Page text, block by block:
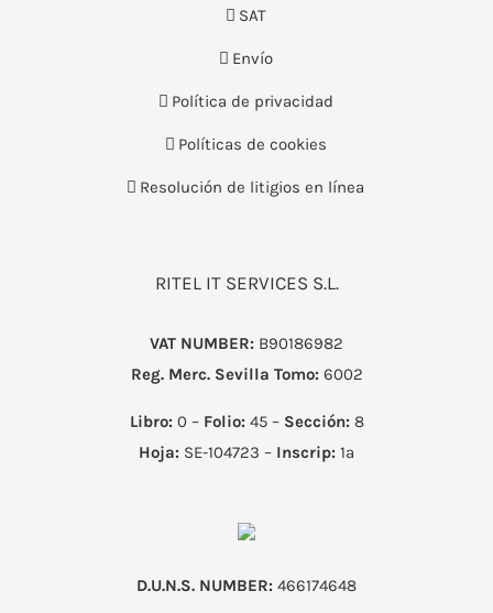
SAT
Envío
Política de privacidad
Políticas de cookies
Resolución de litigios en línea
RITEL IT SERVICES S.L.
VAT NUMBER: B90186982
Reg. Merc. Sevilla Tomo:6002
Libro:0 – Folio:45 – Sección:8
Hoja: SE-104723 – Inscrip: 1ª
D.U.N.S. NUMBER: 466174648